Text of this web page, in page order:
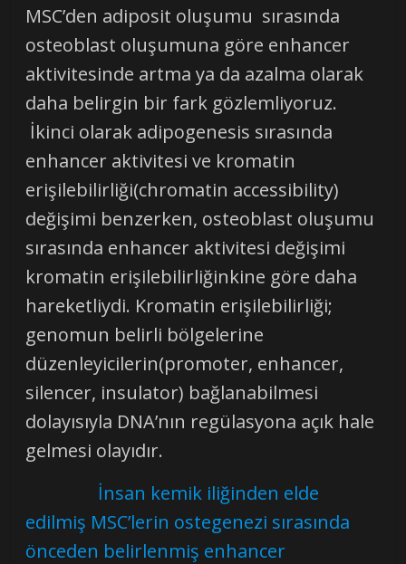
MSC’den adiposit oluşumu sırasında
osteoblast oluşumuna göre enhancer
aktivitesinde artma ya da azalma olarak
daha belirgin bir fark gözlemliyoruz.
İkinci olarak adipogenesis sırasında
enhancer aktivitesi ve kromatin
erişilebilirliği(chromatin accessibility)
değişimi benzerken, osteoblast oluşumu
sırasında enhancer aktivitesi değişimi
kromatin erişilebilirliğinkine göre daha
hareketliydi. Kromatin erişilebilirliği;
genomun belirli bölgelerine
düzenleyicilerin(promoter, enhancer,
silencer, insulator) bağlanabilmesi
dolayısıyla DNA’nın regülasyona açık hale
gelmesi olayıdır.
İnsan kemik iliğinden elde
edilmiş MSC’lerin ostegenezi sırasında
önceden belirlenmiş enhancer